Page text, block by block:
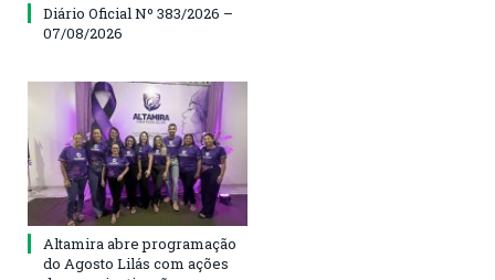
Diário Oficial Nº 383/2026 –
07/08/2026
Altamira abre programação
do Agosto Lilás com ações